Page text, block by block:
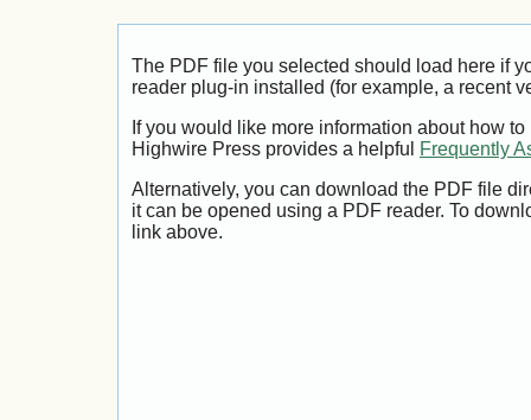
The PDF file you selected should load here if
reader plug-in installed (for example, a recent
If you would like more information about how
Highwire Press provides a helpful
Frequently
Alternatively, you can download the PDF file
it can be opened using a PDF reader. To
link above.